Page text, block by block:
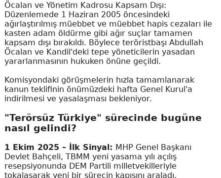
Öcalan ve Yönetim Kadrosu Kapsam Dışı:
Düzenlemede 1 Haziran 2005 öncesindeki
ağırlaştırılmış müebbet ve müebbet hapis cezaları ile
kasten adam öldürme gibi ağır suçlar tamamen
kapsam dışı bırakıldı. Böylece teröristbaşı Abdullah
Öcalan ve Kandil'deki tepe yöneticilerin yasadan
yararlanmasının hukuken önüne geçildi.
Komisyondaki görüşmelerin hızla tamamlanarak
kanun teklifinin önümüzdeki hafta Genel Kurul'a
indirilmesi ve yasalaşması bekleniyor.
"Terörsüz Türkiye" sürecinde bugüne
nasıl gelindi?
1 Ekim 2025 – İlk Sinyal: MHP Genel Başkanı
Devlet Bahçeli, TBMM yeni yasama yılı açılış
resepsiyonunda DEM Partili milletvekilleriyle
tokalaşarak yeni bir sürecin kapısını araladı.